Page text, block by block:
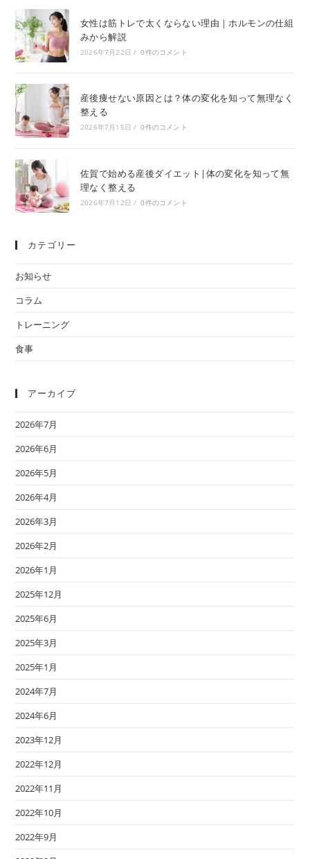
女性は筋トレで太くならない理由｜ホルモンの仕組
みから解説
2026年7月22日 / 0件のコメント
産後痩せない原因とは？体の変化を知って無理なく
整える
2026年7月15日 / 0件のコメント
佐賀で始める産後ダイエット|体の変化を知って無
理なく整える
2026年7月12日 / 0件のコメント
カテゴリー
お知らせ
コラム
トレーニング
食事
アーカイブ
2026年7月
2026年6月
2026年5月
2026年4月
2026年3月
2026年2月
2026年1月
2025年12月
2025年6月
2025年3月
2025年1月
2024年7月
2024年6月
2023年12月
2022年12月
2022年11月
2022年10月
2022年9月